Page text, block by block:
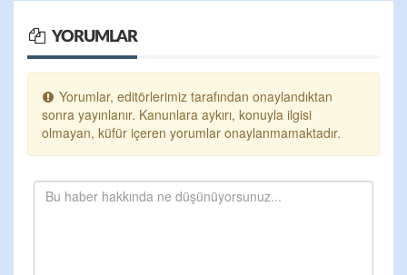
YORUMLAR
Yorumlar, editörlerimiz tarafından onaylandıktan
sonra yayınlanır. Kanunlara aykırı, konuyla ilgisi
olmayan, küfür içeren yorumlar onaylanmamaktadır.